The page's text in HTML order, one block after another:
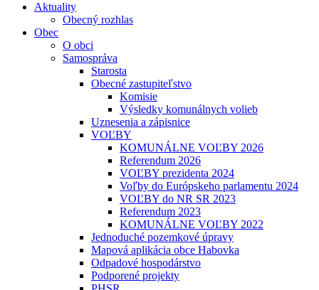
Aktuality
Obecný rozhlas
Obec
O obci
Samospráva
Starosta
Obecné zastupiteľstvo
Komisie
Výsledky komunálnych volieb
Uznesenia a zápisnice
VOĽBY
KOMUNÁLNE VOĽBY 2026
Referendum 2026
VOĽBY prezidenta 2024
Voľby do Európskeho parlamentu 2024
VOĽBY do NR SR 2023
Referendum 2023
KOMUNÁLNE VOĽBY 2022
Jednoduché pozemkové úpravy
Mapová aplikácia obce Habovka
Odpadové hospodárstvo
Podporené projekty